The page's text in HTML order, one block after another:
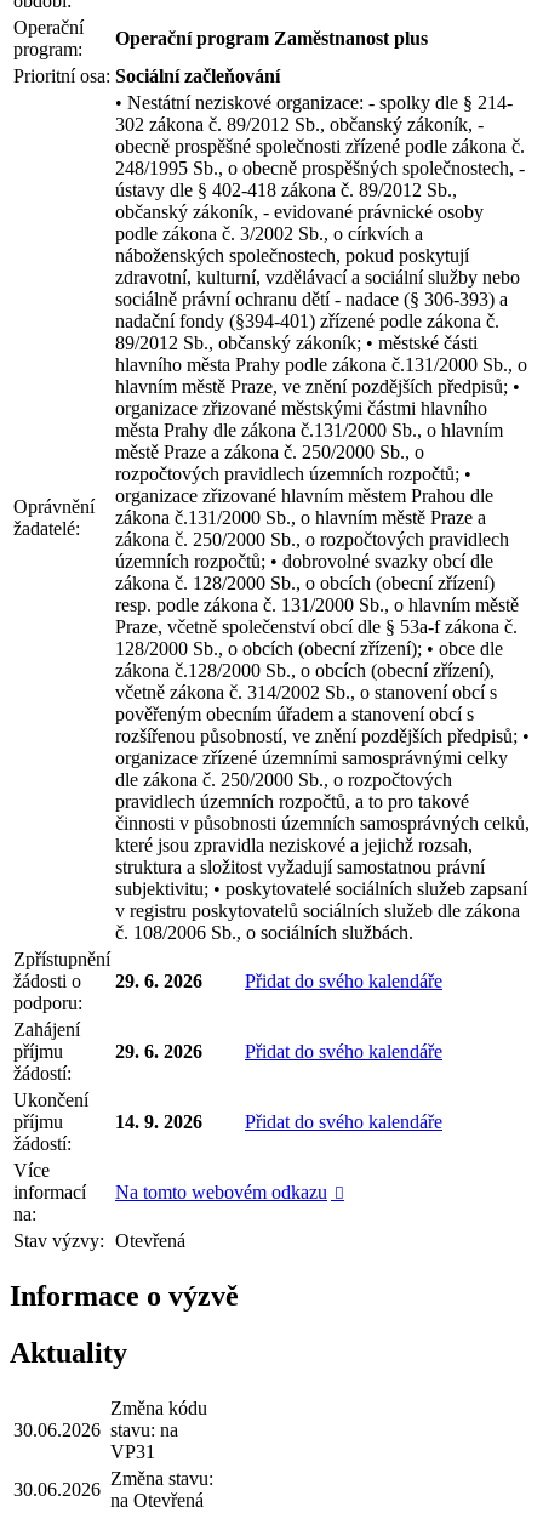
Operační
program:
Operační program Zaměstnanost plus
Prioritní osa: Sociální začleňování
Oprávnění
žadatelé:
• Nestátní neziskové organizace: - spolky dle § 214-
302 zákona č. 89/2012 Sb., občanský zákoník, -
obecně prospěšné společnosti zřízené podle zákona č.
248/1995 Sb., o obecně prospěšných společnostech, -
ústavy dle § 402-418 zákona č. 89/2012 Sb.,
občanský zákoník, - evidované právnické osoby
podle zákona č. 3/2002 Sb., o církvích a
náboženských společnostech, pokud poskytují
zdravotní, kulturní, vzdělávací a sociální služby nebo
sociálně právní ochranu dětí - nadace (§ 306-393) a
nadační fondy (§394-401) zřízené podle zákona č.
89/2012 Sb., občanský zákoník; • městské části
hlavního města Prahy podle zákona č.131/2000 Sb., o
hlavním městě Praze, ve znění pozdějších předpisů; •
organizace zřizované městskými částmi hlavního
města Prahy dle zákona č.131/2000 Sb., o hlavním
městě Praze a zákona č. 250/2000 Sb., o
rozpočtových pravidlech územních rozpočtů; •
organizace zřizované hlavním městem Prahou dle
zákona č.131/2000 Sb., o hlavním městě Praze a
zákona č. 250/2000 Sb., o rozpočtových pravidlech
územních rozpočtů; • dobrovolné svazky obcí dle
zákona č. 128/2000 Sb., o obcích (obecní zřízení)
resp. podle zákona č. 131/2000 Sb., o hlavním městě
Praze, včetně společenství obcí dle § 53a-f zákona č.
128/2000 Sb., o obcích (obecní zřízení); • obce dle
zákona č.128/2000 Sb., o obcích (obecní zřízení),
včetně zákona č. 314/2002 Sb., o stanovení obcí s
pověřeným obecním úřadem a stanovení obcí s
rozšířenou působností, ve znění pozdějších předpisů; •
organizace zřízené územními samosprávnými celky
dle zákona č. 250/2000 Sb., o rozpočtových
pravidlech územních rozpočtů, a to pro takové
činnosti v působnosti územních samosprávných celků,
které jsou zpravidla neziskové a jejichž rozsah,
struktura a složitost vyžadují samostatnou právní
subjektivitu; • poskytovatelé sociálních služeb zapsaní
v registru poskytovatelů sociálních služeb dle zákona
č. 108/2006 Sb., o sociálních službách.
Zpřístupnění
žádosti o
podporu:
29. 6. 2026 Přidat do svého kalendáře
Zahájení
příjmu
žádostí:
29. 6. 2026 Přidat do svého kalendáře
Ukončení
příjmu
žádostí:
14. 9. 2026 Přidat do svého kalendáře
Více
informací
na:
Na tomto webovém odkazu 
Stav výzvy: Otevřená
Informace o výzvě
Aktuality
30.06.2026
Změna kódu
stavu: na
VP31
30.06.2026
Změna stavu:
na Otevřená